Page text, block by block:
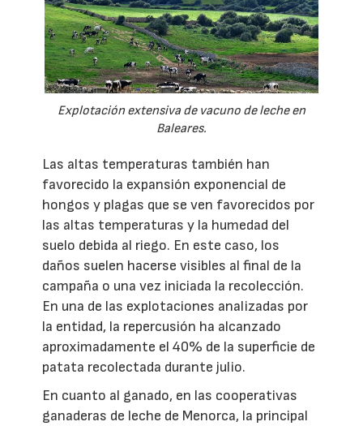
Explotación extensiva de vacuno de leche en
Baleares.
Las altas temperaturas también han
favorecido la expansión exponencial de
hongos y plagas que se ven favorecidos por
las altas temperaturas y la humedad del
suelo debida al riego. En este caso, los
daños suelen hacerse visibles al final de la
campaña o una vez iniciada la recolección.
En una de las explotaciones analizadas por
la entidad, la repercusión ha alcanzado
aproximadamente el 40% de la superficie de
patata recolectada durante julio.
En cuanto al ganado, en las cooperativas
ganaderas de leche de Menorca, la principal